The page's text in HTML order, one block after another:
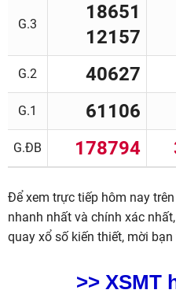
G.3
18651
12157
G.2 40627
G.1 61106
G.ĐB 178794
Để xem trực tiếp hôm nay
nhanh nhất và chính xác
quay xổ số kiến thiết, mời
>> XSMT